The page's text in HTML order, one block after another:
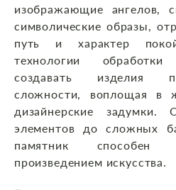
изображающие ангелов,
символические образы,
путь и характер
технологии
создавать изделия
сложности, воплощая в
дизайнерские
элементов до сложных
памятник способен
произведением искусства.